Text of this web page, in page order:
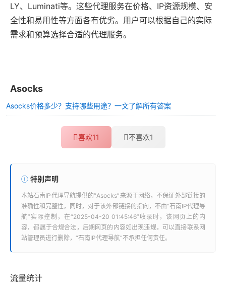
LY、Luminati等。这些代理服务在价格、IP资源规模、安
全性和易用性等方面各有优劣。用户可以根据自己的实际
需求和预算选择合适的代理服务。
Asocks
Asocks价格多少？支持哪些用途？一文了解所有答案
喜欢11 不喜欢1
特别声明
本站石南IP代理导航提供的“Asocks”来源于网络，不保证外部链接的
准确性和完整性，同时，对于该外部链接的指向，不由“石南IP代理导
航”实际控制，在“2025-04-20 01:45:46”收录时，该网页上的内
容，都属于合规合法，后期网页的内容如出现违规，可以直接联系网
站管理员进行删除，“石南IP代理导航”不承担任何责任。
流量统计